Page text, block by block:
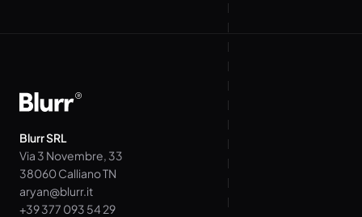
Blurr SRL
Via 3 Novembre, 33
38060 Calliano TN
aryan@blurr.it
+39 377 093 54 29